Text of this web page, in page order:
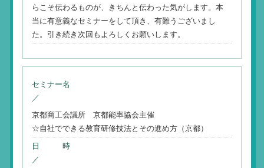
らこそ伝わるものが、きちんと伝わった気がします。本
当に有意義なセミナーをして頂き、有難うございまし
た。引き続き次回もよろしくお願いします。
セミナー名
／
京都商工会議所 京都能率協会主催
☆自社でできる教育研修技法とその進め方（京都）
日 時
／